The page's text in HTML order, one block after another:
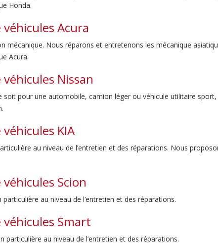
Honda.
Acura
mécanique. Nous réparons et entretenons les mécanique
Acura.
Nissan
soit pour une automobile, camion léger ou véhicule utilitaire
KIA
au niveau de l’entretien et des réparations. Nous
Scion
au niveau de l’entretien et des réparations.
Smart
particulière au niveau de l’entretien et des réparations.